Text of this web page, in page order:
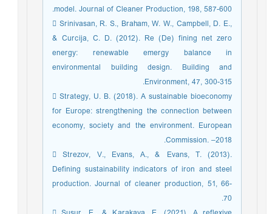
model. Journal of Cleaner Production, 198, 587-600.
 Srinivasan, R. S., Braham, W. W., Campbell, D. E.,
& Curcija, C. D. (2012). Re (De) fining net zero
energy: renewable emergy balance in
environmental building design. Building and
Environment, 47, 300-315.
 Strategy, U. B. (2018). A sustainable bioeconomy
for Europe: strengthening the connection between
economy, society and the environment. European
Commission. –2018.
 Strezov, V., Evans, A., & Evans, T. (2013).
Defining sustainability indicators of iron and steel
production. Journal of cleaner production, 51, 66-
70.